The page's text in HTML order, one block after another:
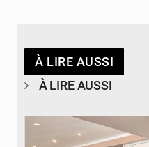
À LIRE AUSSI
À LIRE AUSSI